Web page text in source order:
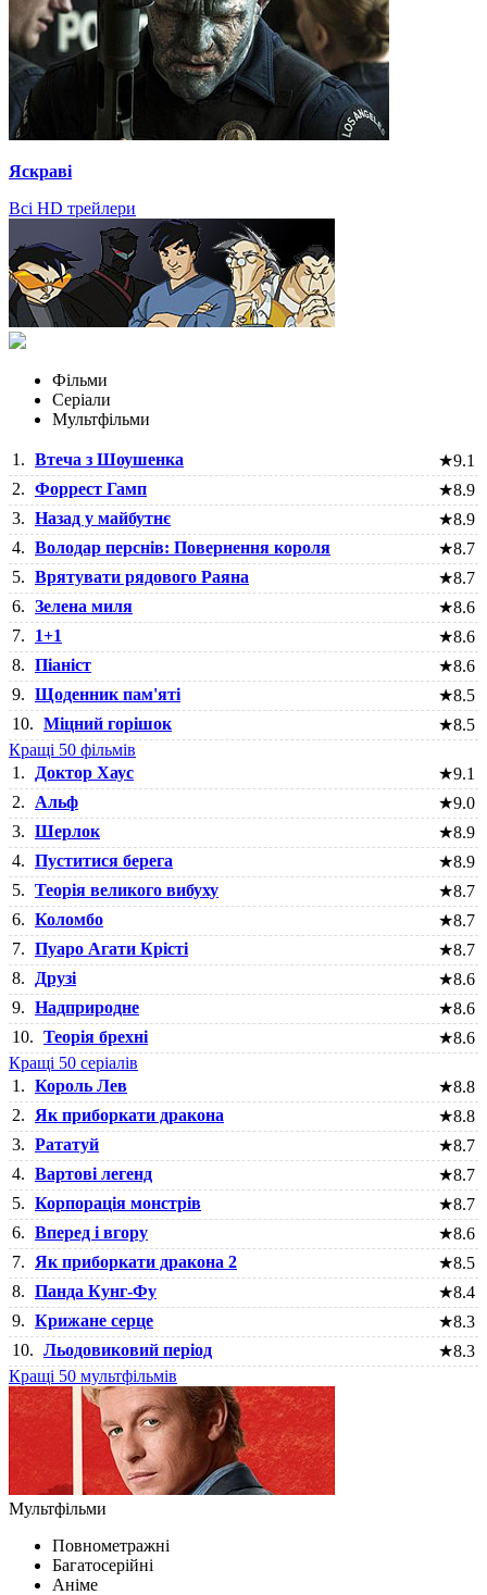
Яскраві
Всі HD трейлери
Фільми
Серіали
Мультфільми
1. Втеча з Шоушенка ★9.1
2. Форрест Гамп ★8.9
3. Назад у майбутнє ★8.9
4. Володар перснів: Повернення короля ★8.7
5. Врятувати рядового Раяна ★8.7
6. Зелена миля ★8.6
7.
1+1 ★8.6
8. Піаніст ★8.6
9. Щоденник пам'яті ★8.5
10. Міцний горішок ★8.5
Кращі 50 фільмів
1.
Доктор Хаус ★9.1
2.
Альф ★9.0
3. Шерлок ★8.9
4. Пуститися берега ★8.9
5. Теорія великого вибуху ★8.7
6. Коломбо ★8.7
7. Пуаро Агати Крісті ★8.7
8.
Друзі ★8.6
9. Надприродне ★8.6
10. Теорія брехні ★8.6
Кращі 50 серіалів
1. Король Лев ★8.8
2.
Як приборкати дракона ★8.8
3. Рататуй ★8.7
4. Вартові легенд ★8.7
5. Корпорація монстрів ★8.7
6. Вперед і вгору ★8.6
7.
Як приборкати дракона 2 ★8.5
8. Панда Кунг-Фу ★8.4
9. Крижане серце ★8.3
10. Льодовиковий період ★8.3
Кращі 50 мультфільмів
Мультфільми
Повнометражні
Багатосерійні
Аніме